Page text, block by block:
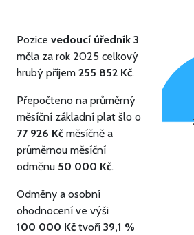
Pozice vedoucí úředník 3
měla za rok 2025 celkový
hrubý příjem 255 852 Kč.
Přepočteno na průměrný
měsíční základní plat šlo o
77 926 Kč měsíčně a
průměrnou měsíční
odměnu 50 000 Kč.
Odměny a osobní
ohodnocení ve výši
100 000 Kč tvoří 39,1 %